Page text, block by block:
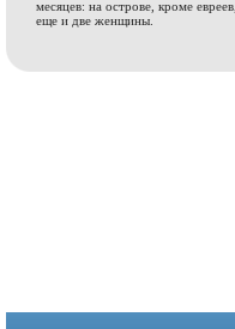
месяцев: на острове, кроме евреев,
еще и две женщины.